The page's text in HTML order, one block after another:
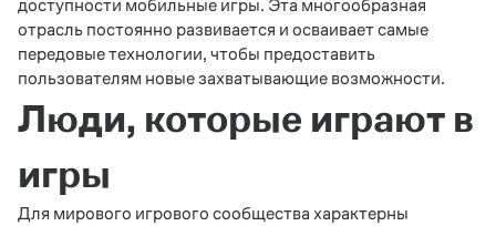
доступности мобильные игры. Эта многообразная
отрасль постоянно развивается и осваивает самые
передовые технологии, чтобы предоставить
пользователям новые захватывающие возможности.
Люди, которые играют в
игры
Для мирового игрового сообщества характерны